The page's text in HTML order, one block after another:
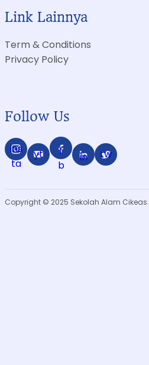
Link Lainnya
Term & Conditions
Privacy Policy
Follow Us
ins
ta
yt
f
b
in tw
Copyright © 2025 Sekolah Alam Cikeas.